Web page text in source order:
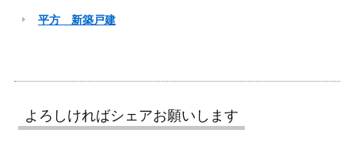
平方 新築戸建
よろしければシェアお願いします